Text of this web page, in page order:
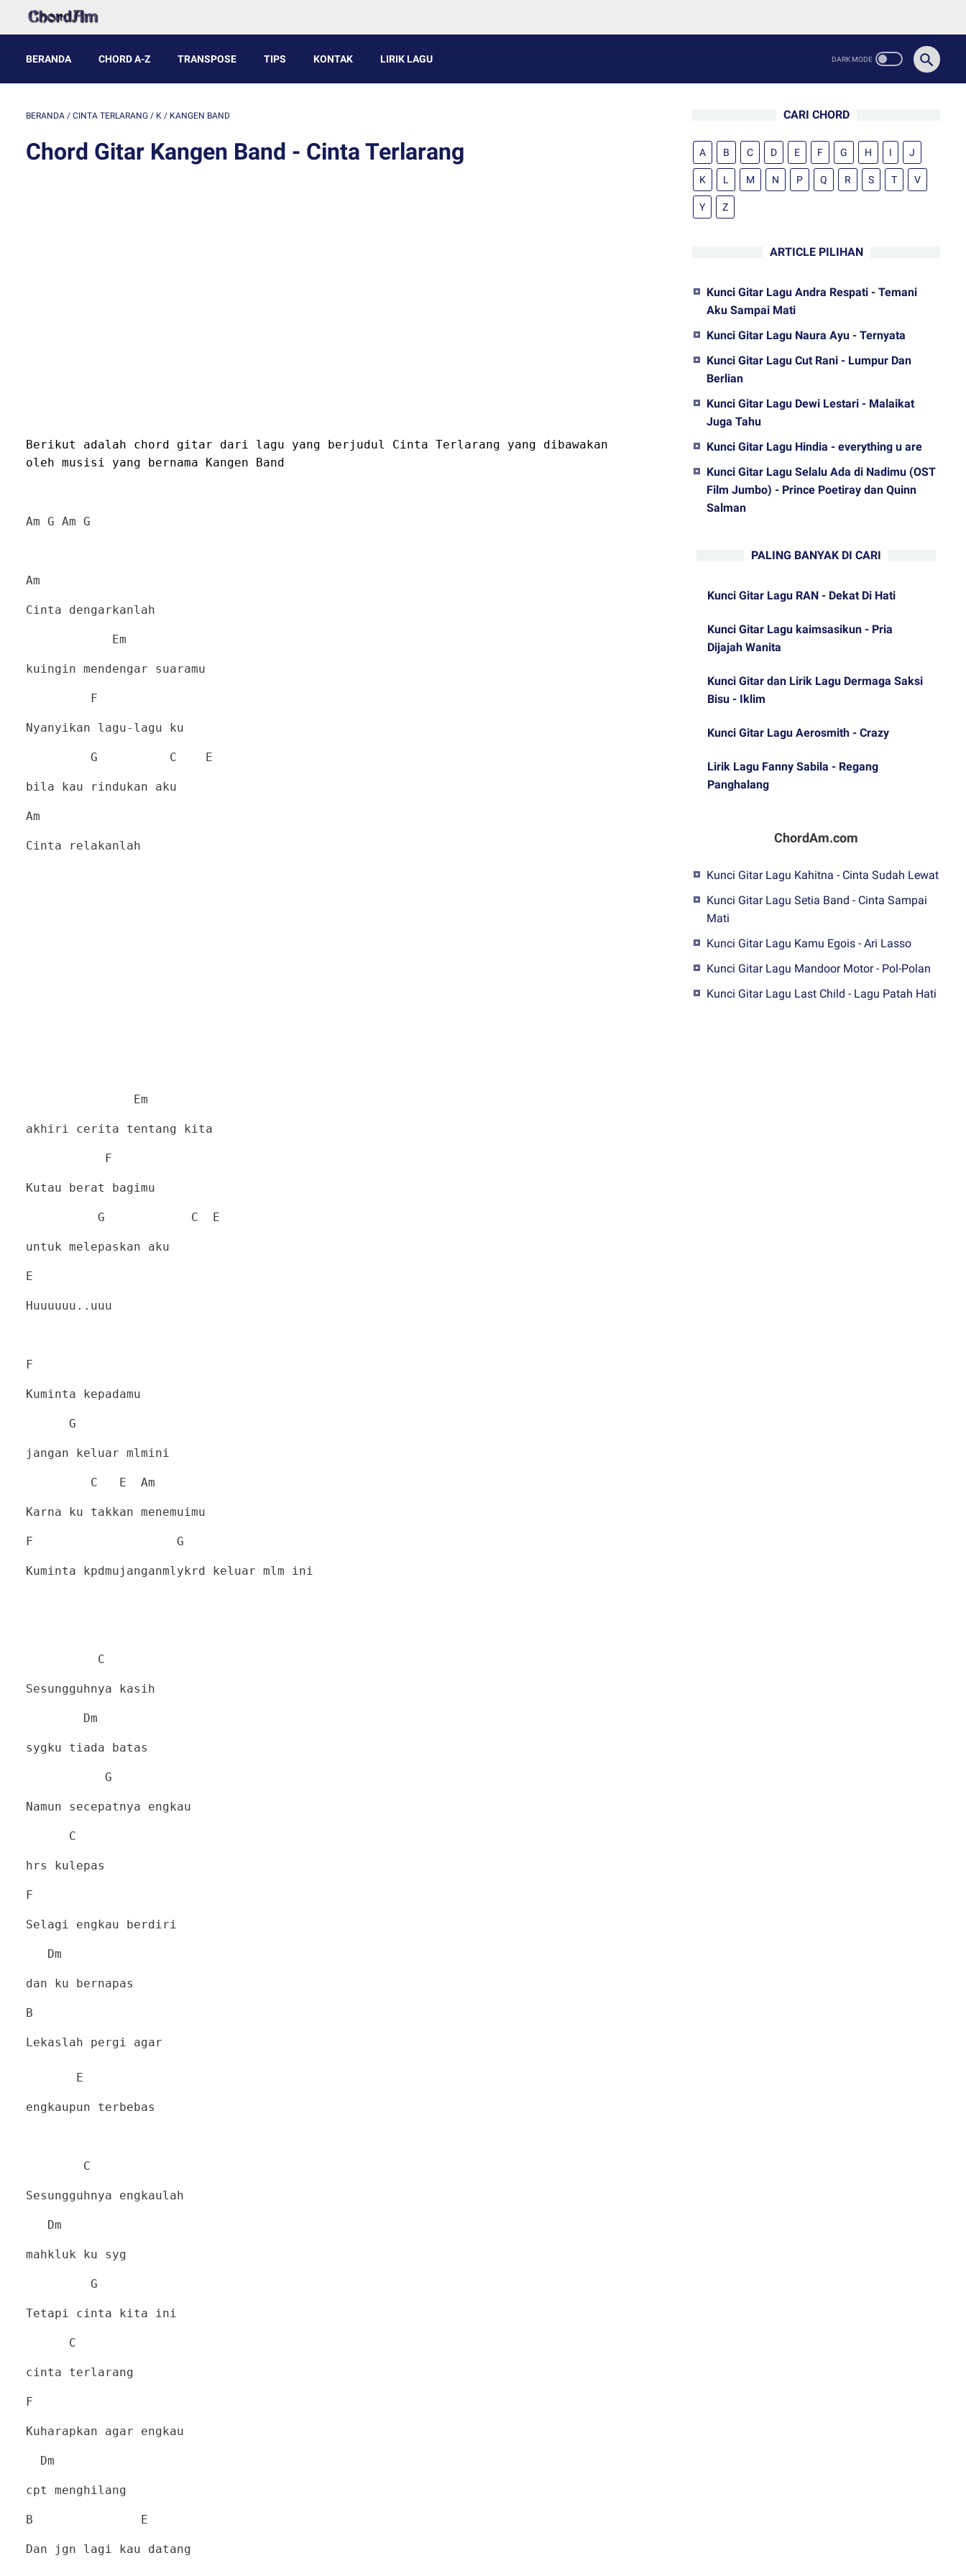
BERANDA CHORD A-Z TRANSPOSE TIPS KONTAK LIRIK LAGU
BERANDA / CINTA TERLARANG / K / KANGEN BAND
Chord Gitar Kangen Band - Cinta Terlarang
Berikut adalah chord gitar dari lagu yang berjudul Cinta Terlarang yang dibawakan
oleh musisi yang bernama Kangen Band
Am G Am G
Am
Cinta dengarkanlah
Em
kuingin mendengar suaramu
F
Nyanyikan lagu-lagu ku
G C E
bila kau rindukan aku
Am
Cinta relakanlah
Em
akhiri cerita tentang kita
F
Kutau berat bagimu
G C E
untuk melepaskan aku
E
Huuuuuu..uuu
F
Kuminta kepadamu
G
jangan keluar mlmini
C E Am
Karna ku takkan menemuimu
F G
Kuminta kpdmujanganmlykrd keluar mlm ini
C
Sesungguhnya kasih
Dm
sygku tiada batas
G
Namun secepatnya engkau
C
hrs kulepas
F
Selagi engkau berdiri
Dm
dan ku bernapas
B
Lekaslah pergi agar
E
engkaupun terbebas
C
Sesungguhnya engkaulah
Dm
mahkluk ku syg
G
Tetapi cinta kita ini
C
cinta terlarang
F
Kuharapkan agar engkau
Dm
cpt menghilang
B E
Dan jgn lagi kau datang
CARI CHORD
A B C D E F G H I J
K L M N P Q R S T V
Y Z
ARTICLE PILIHAN
Kunci Gitar Lagu Andra Respati - Temani
Aku Sampai Mati
Kunci Gitar Lagu Naura Ayu - Ternyata
Kunci Gitar Lagu Cut Rani - Lumpur Dan
Berlian
Kunci Gitar Lagu Dewi Lestari - Malaikat
Juga Tahu
Kunci Gitar Lagu Hindia - everything u are
Kunci Gitar Lagu Selalu Ada di Nadimu (OST
Film Jumbo) - Prince Poetiray dan Quinn
Salman
PALING BANYAK DI CARI
Kunci Gitar Lagu RAN - Dekat Di Hati
Kunci Gitar Lagu kaimsasikun - Pria
Dijajah Wanita
Kunci Gitar dan Lirik Lagu Dermaga Saksi
Bisu - Iklim
Kunci Gitar Lagu Aerosmith - Crazy
Lirik Lagu Fanny Sabila - Regang
Panghalang
ChordAm.com
Kunci Gitar Lagu Kahitna - Cinta Sudah Lewat
Kunci Gitar Lagu Setia Band - Cinta Sampai
Mati
Kunci Gitar Lagu Kamu Egois - Ari Lasso
Kunci Gitar Lagu Mandoor Motor - Pol-Polan
Kunci Gitar Lagu Last Child - Lagu Patah Hati